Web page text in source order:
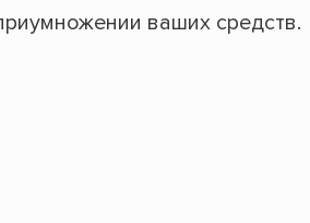
ваших средств.